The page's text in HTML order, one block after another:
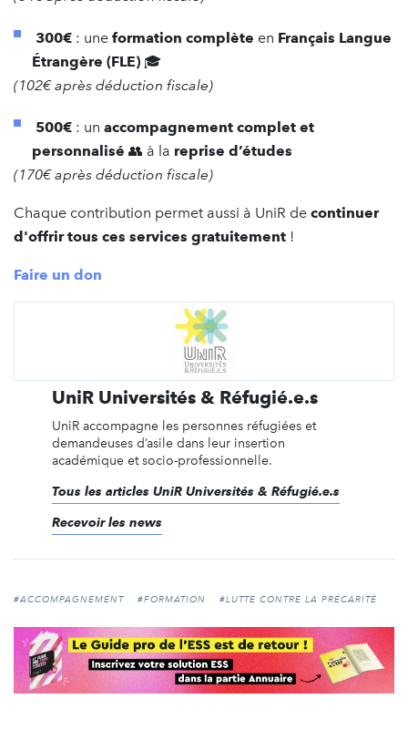
300€ : une formation complète en Français Langue
Étrangère ​(FLE) 🎓
(102€ après déduction fiscale)
500€ : un accompagnement complet et
personnalisé 👥​ à la reprise d’études
(170€ après déduction fiscale)
Chaque contribution permet aussi à UniR de continuer
d'offrir tous ces services gratuitement !
Faire un don
UniR Universités & Réfugié.e.s
UniR accompagne les personnes réfugiées et
demandeuses d’asile dans leur insertion
académique et socio-professionnelle.
Tous les articles UniR Universités & Réfugié.e.s
Recevoir les news
#ACCOMPAGNEMENT #FORMATION #LUTTE CONTRE LA PRÉCARITÉ